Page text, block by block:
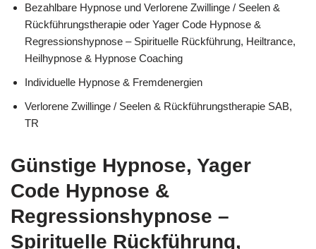
Bezahlbare Hypnose und Verlorene Zwillinge / Seelen &
Rückführungstherapie oder Yager Code Hypnose &
Regressionshypnose – Spirituelle Rückführung, Heiltrance,
Heilhypnose & Hypnose Coaching
Individuelle Hypnose & Fremdenergien
Verlorene Zwillinge / Seelen & Rückführungstherapie SAB,
TR
Günstige Hypnose, Yager
Code Hypnose &
Regressionshypnose –
Spirituelle Rückführung,